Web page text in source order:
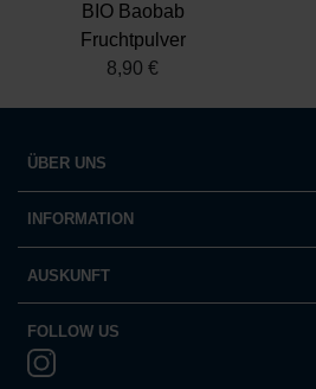
BIO Baobab
Fruchtpulver
8,90 €
ÜBER UNS
INFORMATION
AUSKUNFT
FOLLOW US